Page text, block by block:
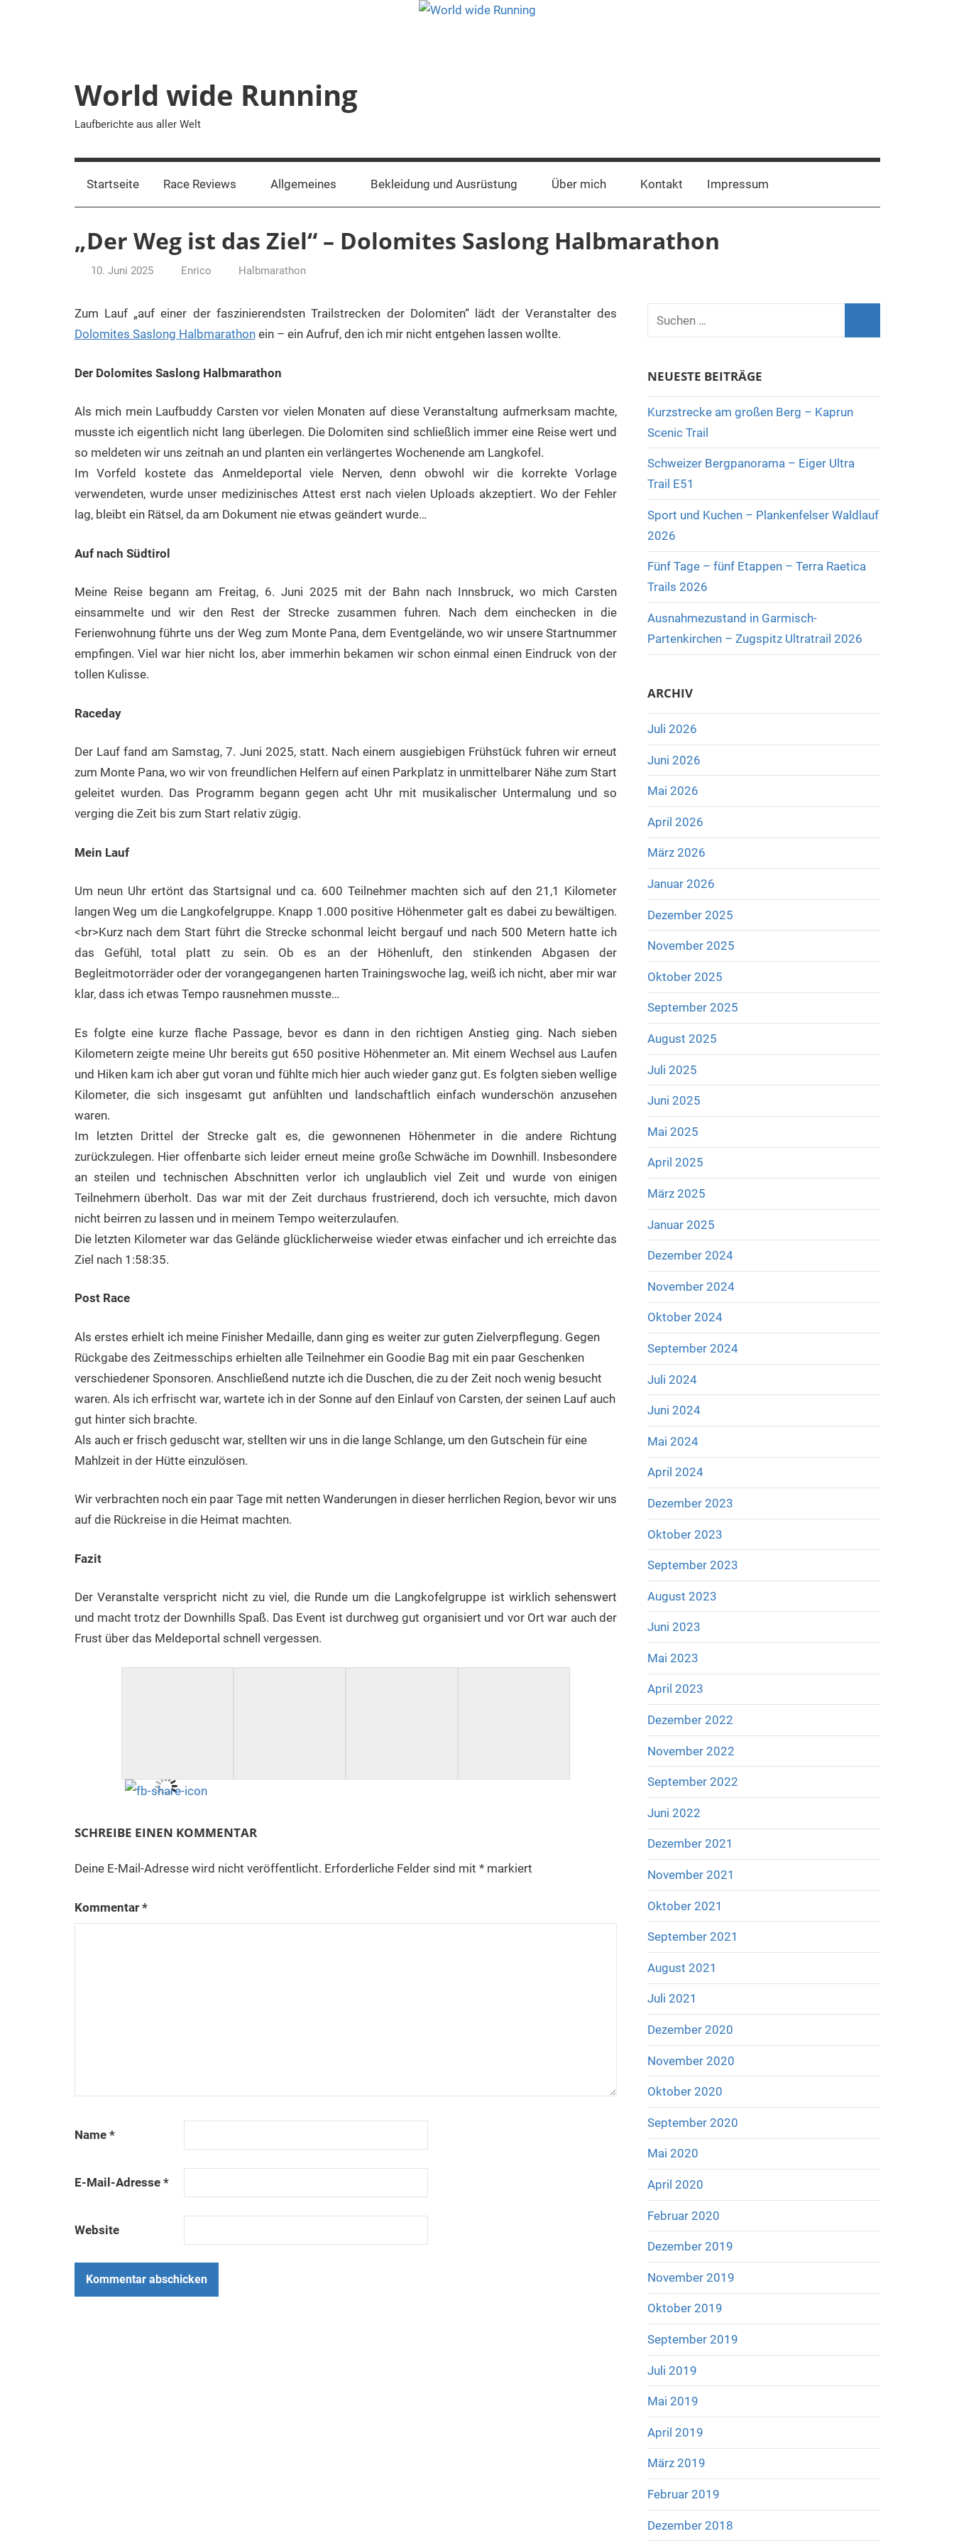
World wide Running
Laufberichte aus aller Welt
Startseite Race Reviews Allgemeines Bekleidung und Ausrüstung Über mich Kontakt Impressum
„Der Weg ist das Ziel“ – Dolomites Saslong Halbmarathon
10. Juni 2025 Enrico Halbmarathon
Zum Lauf „auf einer der faszinierendsten Trailstrecken der Dolomiten“ lädt der Veranstalter des
Dolomites Saslong Halbmarathonein – ein Aufruf, den ich mir nicht entgehen lassen wollte.
Der Dolomites Saslong Halbmarathon
Als mich mein Laufbuddy Carsten vor vielen Monaten auf diese Veranstaltung aufmerksam machte,
musste ich eigentlich nicht lang überlegen. Die Dolomiten sind schließlich immer eine Reise wert und
so meldeten wir uns zeitnah an und planten ein verlängertes Wochenende am Langkofel.
Im Vorfeld kostete das Anmeldeportal viele Nerven, denn obwohl wir die korrekte Vorlage
verwendeten, wurde unser medizinisches Attest erst nach vielen Uploads akzeptiert. Wo der Fehler
lag, bleibt ein Rätsel, da am Dokument nie etwas geändert wurde…
Auf nach Südtirol
Meine Reise begann am Freitag, 6. Juni 2025 mit der Bahn nach Innsbruck, wo mich Carsten
einsammelte und wir den Rest der Strecke zusammen fuhren. Nach dem einchecken in die
Ferienwohnung führte uns der Weg zum Monte Pana, dem Eventgelände, wo wir unsere Startnummer
empfingen. Viel war hier nicht los, aber immerhin bekamen wir schon einmal einen Eindruck von der
tollen Kulisse.
Raceday
Der Lauf fand am Samstag, 7. Juni 2025, statt. Nach einem ausgiebigen Frühstück fuhren wir erneut
zum Monte Pana, wo wir von freundlichen Helfern auf einen Parkplatz in unmittelbarer Nähe zum Start
geleitet wurden. Das Programm begann gegen acht Uhr mit musikalischer Untermalung und so
verging die Zeit bis zum Start relativ zügig.
Mein Lauf
Um neun Uhr ertönt das Startsignal und ca. 600 Teilnehmer machten sich auf den 21,1 Kilometer
langen Weg um die Langkofelgruppe. Knapp 1.000 positive Höhenmeter galt es dabei zu bewältigen.
<br>Kurz nach dem Start führt die Strecke schonmal leicht bergauf und nach 500 Metern hatte ich
das Gefühl, total platt zu sein. Ob es an der Höhenluft, den stinkenden Abgasen der
Begleitmotorräder oder der vorangegangenen harten Trainingswoche lag, weiß ich nicht, aber mir war
klar, dass ich etwas Tempo rausnehmen musste…
Es folgte eine kurze flache Passage, bevor es dann in den richtigen Anstieg ging. Nach sieben
Kilometern zeigte meine Uhr bereits gut 650 positive Höhenmeter an. Mit einem Wechsel aus Laufen
und Hiken kam ich aber gut voran und fühlte mich hier auch wieder ganz gut. Es folgten sieben wellige
Kilometer, die sich insgesamt gut anfühlten und landschaftlich einfach wunderschön anzusehen
waren.
Im letzten Drittel der Strecke galt es, die gewonnenen Höhenmeter in die andere Richtung
zurückzulegen. Hier offenbarte sich leider erneut meine große Schwäche im Downhill. Insbesondere
an steilen und technischen Abschnitten verlor ich unglaublich viel Zeit und wurde von einigen
Teilnehmern überholt. Das war mit der Zeit durchaus frustrierend, doch ich versuchte, mich davon
nicht beirren zu lassen und in meinem Tempo weiterzulaufen.
Die letzten Kilometer war das Gelände glücklicherweise wieder etwas einfacher und ich erreichte das
Ziel nach 1:58:35.
Post Race
Als erstes erhielt ich meine Finisher Medaille, dann ging es weiter zur guten Zielverpflegung. Gegen
Rückgabe des Zeitmesschips erhielten alle Teilnehmer ein Goodie Bag mit ein paar Geschenken
verschiedener Sponsoren. Anschließend nutzte ich die Duschen, die zu der Zeit noch wenig besucht
waren. Als ich erfrischt war, wartete ich in der Sonne auf den Einlauf von Carsten, der seinen Lauf auch
gut hinter sich brachte.
Als auch er frisch geduscht war, stellten wir uns in die lange Schlange, um den Gutschein für eine
Mahlzeit in der Hütte einzulösen.
Wir verbrachten noch ein paar Tage mit netten Wanderungen in dieser herrlichen Region, bevor wir uns
auf die Rückreise in die Heimat machten.
Fazit
Der Veranstalte verspricht nicht zu viel, die Runde um die Langkofelgruppe ist wirklich sehenswert
und macht trotz der Downhills Spaß. Das Event ist durchweg gut organisiert und vor Ort war auch der
Frust über das Meldeportal schnell vergessen.
SCHREIBE EINEN KOMMENTAR
Deine E-Mail-Adresse wird nicht veröffentlicht. Erforderliche Felder sind mit *markiert
Kommentar *
Name *
E-Mail-Adresse *
Website
Suchen
nach:
NEUESTE BEITRÄGE
Kurzstrecke am großen Berg – Kaprun
Scenic Trail
Schweizer Bergpanorama – Eiger Ultra
Trail E51
Sport und Kuchen – Plankenfelser Waldlauf
2026
Fünf Tage – fünf Etappen – Terra Raetica
Trails 2026
Ausnahmezustand in Garmisch-
Partenkirchen – Zugspitz Ultratrail 2026
ARCHIV
Juli 2026
Juni 2026
Mai 2026
April 2026
März 2026
Januar 2026
Dezember 2025
November 2025
Oktober 2025
September 2025
August 2025
Juli 2025
Juni 2025
Mai 2025
April 2025
März 2025
Januar 2025
Dezember 2024
November 2024
Oktober 2024
September 2024
Juli 2024
Juni 2024
Mai 2024
April 2024
Dezember 2023
Oktober 2023
September 2023
August 2023
Juni 2023
Mai 2023
April 2023
Dezember 2022
November 2022
September 2022
Juni 2022
Dezember 2021
November 2021
Oktober 2021
September 2021
August 2021
Juli 2021
Dezember 2020
November 2020
Oktober 2020
September 2020
Mai 2020
April 2020
Februar 2020
Dezember 2019
November 2019
Oktober 2019
September 2019
Juli 2019
Mai 2019
April 2019
März 2019
Februar 2019
Dezember 2018